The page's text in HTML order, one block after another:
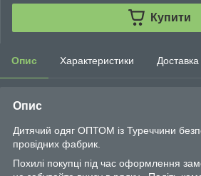
Купити
Опис Характеристики Доставка
Опис
Дитячий одяг ОПТОМ із Туреччини
провідних фабрик.
Похилі покупці під час оформлення